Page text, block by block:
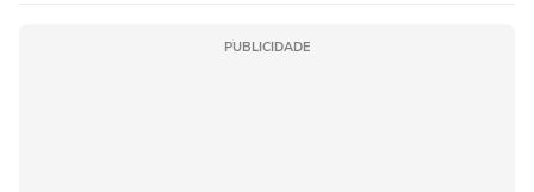
PUBLICIDADE